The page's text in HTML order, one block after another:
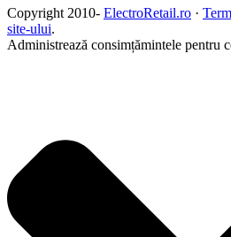
Copyright 2010- ElectroRetail.ro ·
site-ului.
Administrează consimțămintele pentru